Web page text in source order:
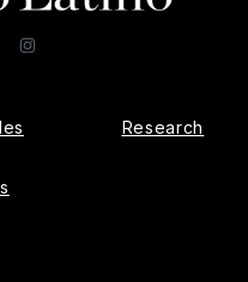
Instagram
Research